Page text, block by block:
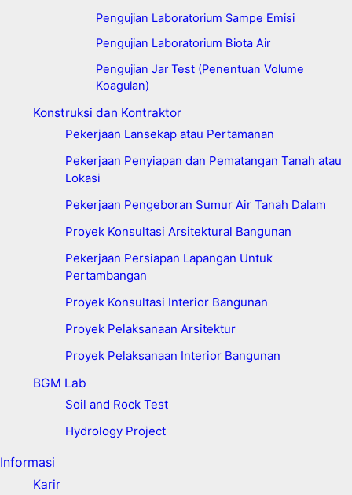
Pengujian Laboratorium Sampe Emisi
Pengujian Laboratorium Biota Air
Pengujian Jar Test (Penentuan Volume
Koagulan)
Konstruksi dan Kontraktor
Pekerjaan Lansekap atau Pertamanan
Pekerjaan Penyiapan dan Pematangan Tanah atau
Lokasi
Pekerjaan Pengeboran Sumur Air Tanah Dalam
Proyek Konsultasi Arsitektural Bangunan
Pekerjaan Persiapan Lapangan Untuk
Pertambangan
Proyek Konsultasi Interior Bangunan
Proyek Pelaksanaan Arsitektur
Proyek Pelaksanaan Interior Bangunan
BGM Lab
Soil and Rock Test
Hydrology Project
Informasi
Karir